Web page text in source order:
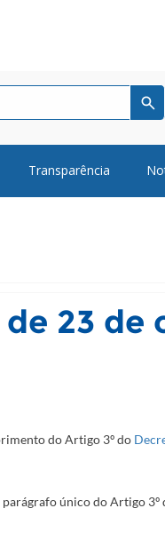
Transparência
de 23
do Artigo 3º do
único do Artigo 3º